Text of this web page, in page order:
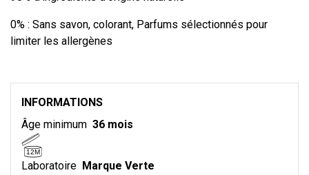
0% : Sans savon, colorant, Parfums sélectionnés pour
limiter les allergènes
INFORMATIONS
Âge minimum 36 mois
12M
Laboratoire Marque Verte